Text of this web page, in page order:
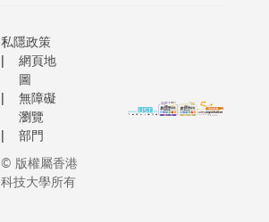
私隱政策
網頁地
圖
無障礙
瀏覽
部門
© 版權屬香港
科技大學所有